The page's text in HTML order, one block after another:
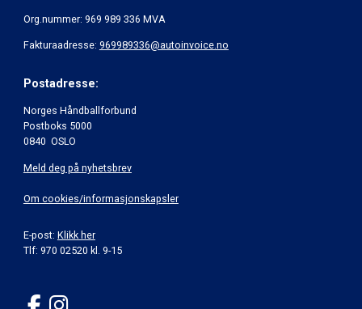
Org.nummer: 969 989 336 MVA
Fakturaadresse: 969989336@autoinvoice.no
Postadresse:
Norges Håndballforbund
Postboks 5000
0840 OSLO
Meld deg på nyhetsbrev
Om cookies/informasjonskapsler
E-post: Klikk her
Tlf: 970 02520 kl. 9-15